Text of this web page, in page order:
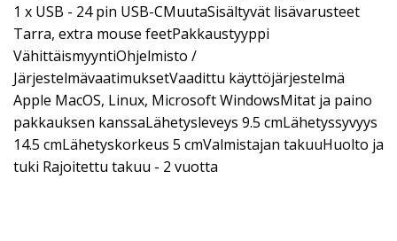
1 x USB - 24 pin USB-CMuutaSisältyvät lisävarusteet
Tarra, extra mouse feetPakkaustyyppi
VähittäismyyntiOhjelmisto /
JärjestelmävaatimuksetVaadittu käyttöjärjestelmä
Apple MacOS, Linux, Microsoft WindowsMitat ja paino
pakkauksen kanssaLähetysleveys 9.5 cmLähetyssyvyys
14.5 cmLähetyskorkeus 5 cmValmistajan takuuHuolto ja
tuki Rajoitettu takuu - 2 vuotta